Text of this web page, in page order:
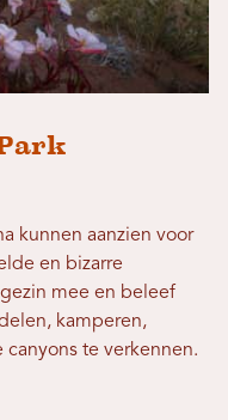
kunnen aanzien voor
en bizarre
mee en beleef
kamperen,
te verkennen.